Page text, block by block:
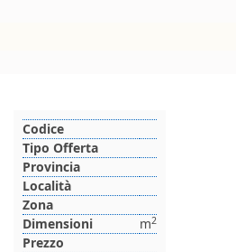
Codice
Tipo Offerta
Provincia
Località
Zona
Dimensioni
m2
Prezzo